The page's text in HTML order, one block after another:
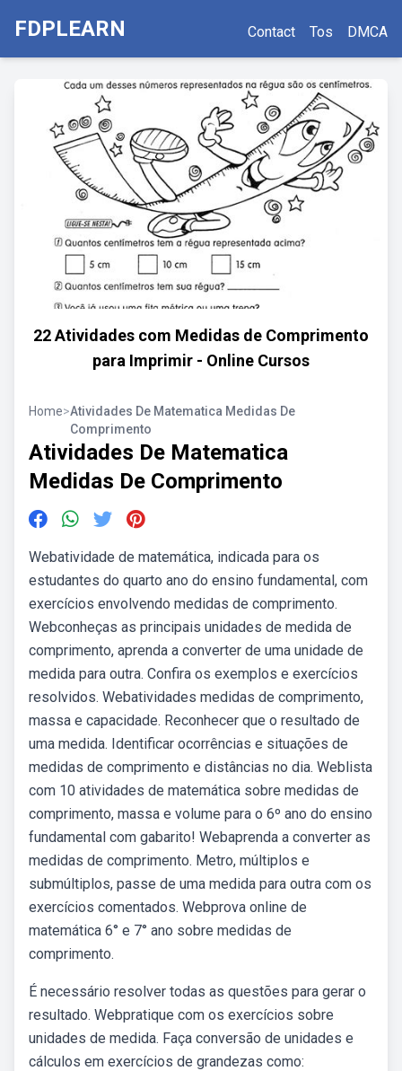
FDPLEARN Contact Tos DMCA
22 Atividades com Medidas de Comprimento
para Imprimir - Online Cursos
Home>Atividades De Matematica Medidas De
Comprimento
Atividades De Matematica
Medidas De Comprimento
Webatividade de matemática, indicada para os
estudantes do quarto ano do ensino fundamental, com
exercícios envolvendo medidas de comprimento.
Webconheças as principais unidades de medida de
comprimento, aprenda a converter de uma unidade de
medida para outra. Confira os exemplos e exercícios
resolvidos. Webatividades medidas de comprimento,
massa e capacidade. Reconhecer que o resultado de
uma medida. Identificar ocorrências e situações de
medidas de comprimento e distâncias no dia. Weblista
com 10 atividades de matemática sobre medidas de
comprimento, massa e volume para o 6º ano do ensino
fundamental com gabarito! Webaprenda a converter as
medidas de comprimento. Metro, múltiplos e
submúltiplos, passe de uma medida para outra com os
exercícios comentados. Webprova online de
matemática 6° e 7° ano sobre medidas de
comprimento.
É necessário resolver todas as questões para gerar o
resultado. Webpratique com os exercícios sobre
unidades de medida. Faça conversão de unidades e
cálculos em exercícios de grandezas como: